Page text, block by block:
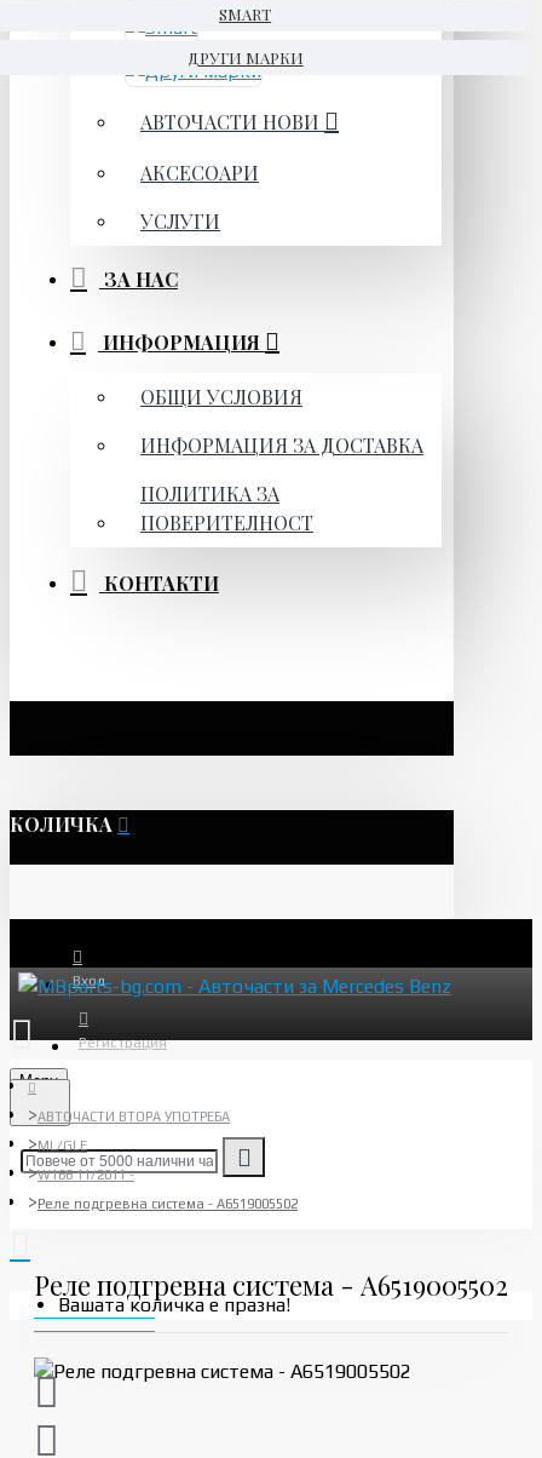
SMART
ДРУГИ МАРКИ
АВТОЧАСТИ НОВИ
АКСЕСОАРИ
УСЛУГИ
ЗА НАС
ИНФОРМАЦИЯ
ОБЩИ УСЛОВИЯ
ИНФОРМАЦИЯ ЗА ДОСТАВКА
ПОЛИТИКА ЗА
ПОВЕРИТЕЛНОСТ
КОНТАКТИ
КОЛИЧКА
Вход
Регистрация
Menu
Вашата количка е празна!
АВТОЧАСТИ ВТОРА УПОТРЕБА
ML/GLE
W166 11/2011 -
Реле подгревна система - A6519005502
Реле подгревна система - A6519005502